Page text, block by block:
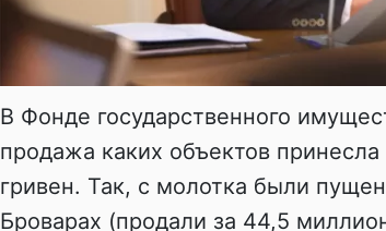
В Фонде государственного
продажа каких объектов
гривен. Так, с молотка были
Броварах (продали за 44,5